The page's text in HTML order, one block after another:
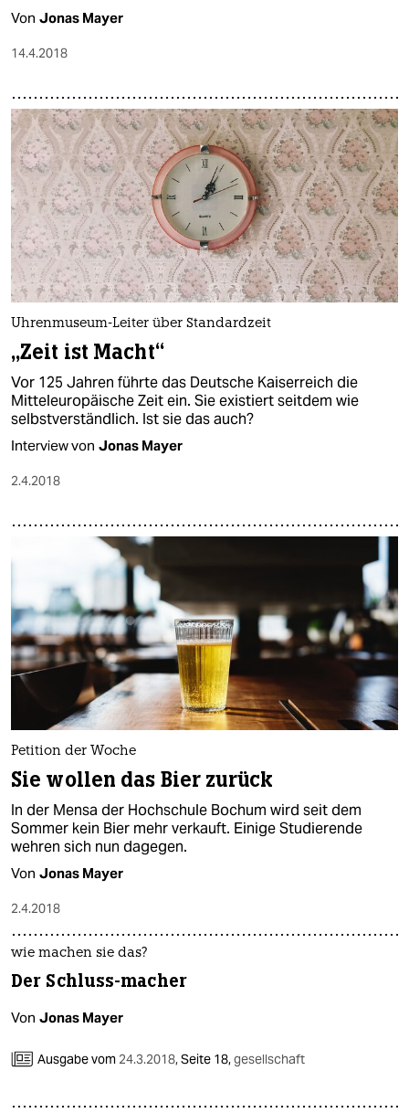
Von Jonas Mayer
14.4.2018
Uhrenmuseum-Leiter über Standardzeit
„Zeit ist Macht“
Vor 125 Jahren führte das Deutsche Kaiserreich die
Mitteleuropäische Zeit ein. Sie existiert seitdem wie
selbstverständlich. Ist sie das auch?
Interview von Jonas Mayer
2.4.2018
Petition der Woche
Sie wollen das Bier zurück
In der Mensa der Hochschule Bochum wird seit dem
Sommer kein Bier mehr verkauft. Einige Studierende
wehren sich nun dagegen.
Von Jonas Mayer
2.4.2018
wie machen sie das?
Der Schluss-macher
Von Jonas Mayer
Ausgabe vom 24.3.2018,Seite 18,gesellschaft